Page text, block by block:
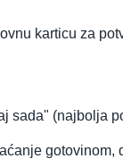
karticu za
sada" (najbolja
gotovinom,